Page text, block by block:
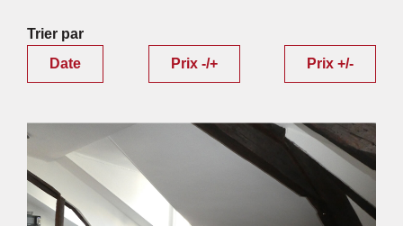
Trier par
Date
Prix -/+ Prix +/-